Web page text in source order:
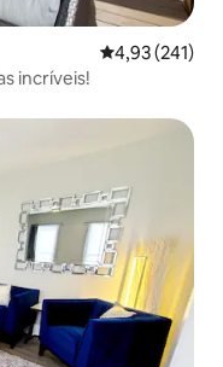
4,93 de uma
4,93 (241)
incríveis!